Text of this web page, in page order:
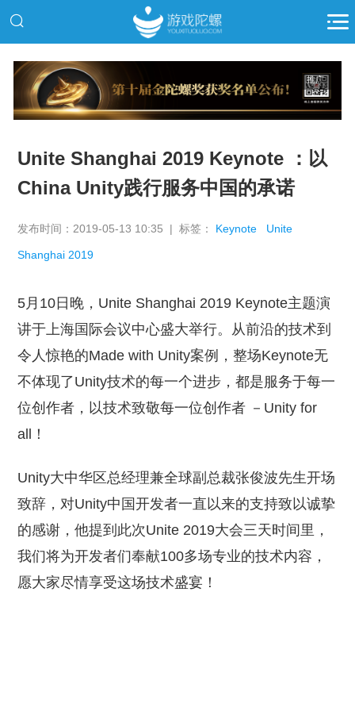
推广
Unite Shanghai 2019 Keynote ：以
China Unity践行服务中国的承诺
发布时间：2019-05-13 10:35 | 标签： Keynote Unite
Shanghai 2019
5月10日晚，Unite Shanghai 2019 Keynote主题演
讲于上海国际会议中心盛大举行。从前沿的技术到
令人惊艳的Made with Unity案例，整场Keynote无
不体现了Unity技术的每一个进步，都是服务于每一
位创作者，以技术致敬每一位创作者 －Unity for
all！
Unity大中华区总经理兼全球副总裁张俊波先生开场
致辞，对Unity中国开发者一直以来的支持致以诚挚
的感谢，他提到此次Unite 2019大会三天时间里，
我们将为开发者们奉献100多场专业的技术内容，
愿大家尽情享受这场技术盛宴！